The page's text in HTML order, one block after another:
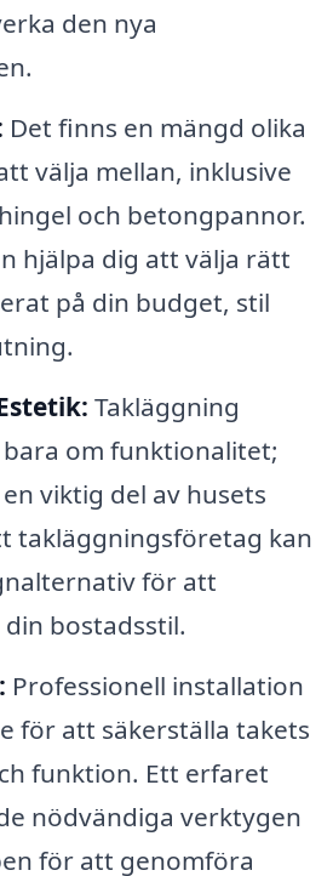
den nya
Det finns en mängd olika
välja mellan, inklusive
och betongpannor.
hjälpa dig att välja rätt
på din budget, stil
Takläggning
om funktionalitet;
viktig del av husets
takläggningsföretag kan
för att
bostadsstil.
Professionell installation
för att säkerställa takets
funktion. Ett erfaret
nödvändiga verktygen
för att genomföra